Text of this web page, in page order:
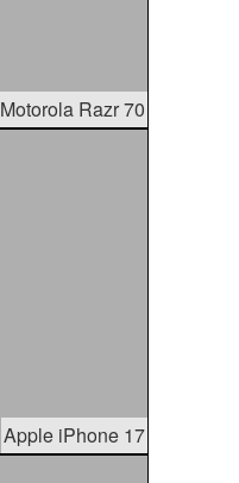
Motorola Razr 70
Apple iPhone 17